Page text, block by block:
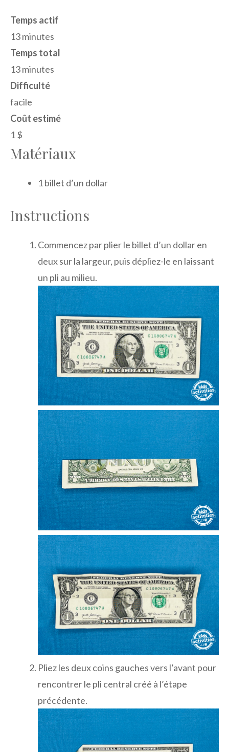
Temps actif
13 minutes
Temps total
13 minutes
Difficulté
facile
Coût estimé
1 $
Matériaux
1 billet d’un dollar
Instructions
Commencez par plier le billet d’un dollar en
deux sur la largeur, puis dépliez-le en laissant
un pli au milieu.
Pliez les deux coins gauches vers l’avant pour
rencontrer le pli central créé à l’étape
précédente.